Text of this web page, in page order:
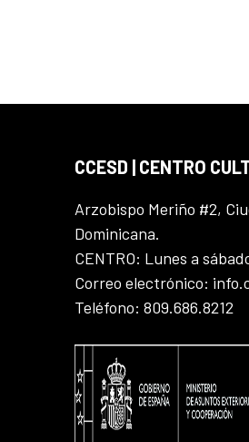
CCESD | CENTRO
Arzobispo Meriño #2,
Dominicana.
CENTRO: Lunes a
Correo electrónico:
Teléfono: 809.686.8212